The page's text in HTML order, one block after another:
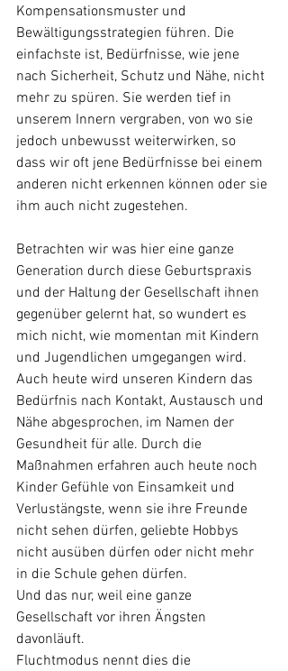
Kompensationsmuster und
Bewältigungsstrategien führen. Die
einfachste ist, Bedürfnisse, wie jene
nach Sicherheit, Schutz und Nähe, nicht
mehr zu spüren. Sie werden tief in
unserem Innern vergraben, von wo sie
jedoch unbewusst weiterwirken, so
dass wir oft jene Bedürfnisse bei einem
anderen nicht erkennen können oder sie
ihm auch nicht zugestehen.
Betrachten wir was hier eine ganze
Generation durch diese Geburtspraxis
und der Haltung der Gesellschaft ihnen
gegenüber gelernt hat, so wundert es
mich nicht, wie momentan mit Kindern
und Jugendlichen umgegangen wird.
Auch heute wird unseren Kindern das
Bedürfnis nach Kontakt, Austausch und
Nähe abgesprochen, im Namen der
Gesundheit für alle. Durch die
Maßnahmen erfahren auch heute noch
Kinder Gefühle von Einsamkeit und
Verlustängste, wenn sie ihre Freunde
nicht sehen dürfen, geliebte Hobbys
nicht ausüben dürfen oder nicht mehr
in die Schule gehen dürfen.
Und das nur, weil eine ganze
Gesellschaft vor ihren Ängsten
davonläuft.
Fluchtmodus nennt dies die